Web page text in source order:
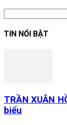
TIN NỔI BẬT
TRẦN XUÂN
biểu